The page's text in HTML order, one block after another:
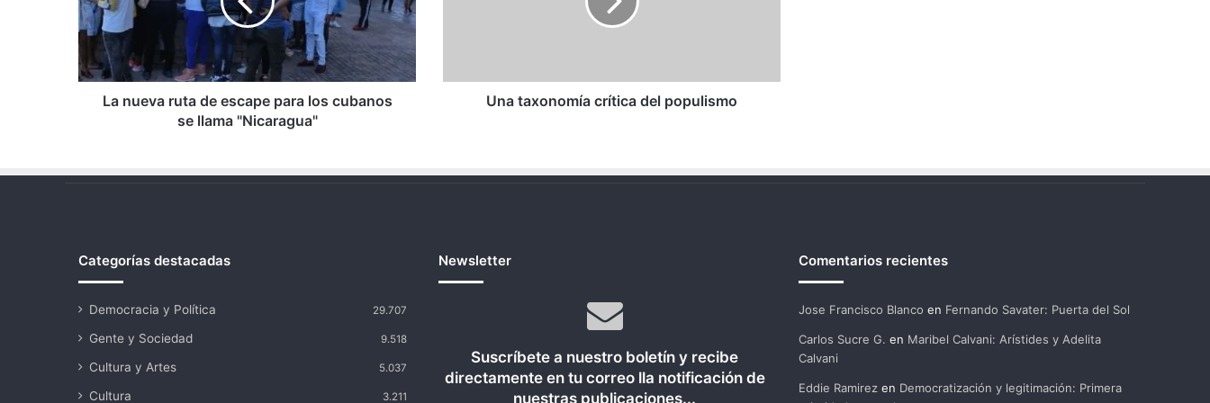
escape
para
los
cubanos
se
llamaLa nueva ruta de escape para los cubanos
se llama "Nicaragua"
Una taxonomía crítica del populismo
Categorías destacadas
Democracia y Política 29.707
Gente y Sociedad 9.518
Cultura y Artes 5.037
Cultura 3.211
Newsletter
Suscríbete a nuestro boletín y recibe
directamente en tu correo lla notificación de
nuestras publicaciones...
Comentarios recientes
Jose Francisco Blanco en Fernando Savater: Puerta del Sol
Carlos Sucre G. en Maribel Calvani: Arístides y Adelita
Calvani
Eddie Ramirezen Democratización y legitimación: Primera